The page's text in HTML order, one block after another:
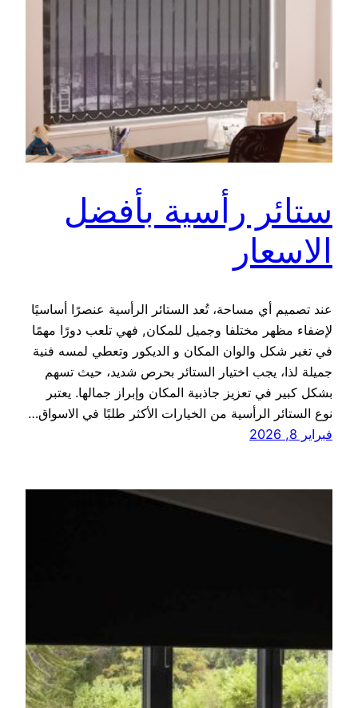
ستائر رأسية بأفضل
الاسعار
عند تصميم أي مساحة، تُعد الستائر الرأسية عنصرًا أساسيًا
لإضفاء مظهر مختلفا وجميل للمكان, فهي تلعب دورًا مهمًا
في تغير شكل والوان المكان و الديكور وتعطي لمسه فنية
جميلة لذا، يجب اختيار الستائر بحرص شديد، حيث تسهم
بشكل كبير في تعزيز جاذبية المكان وإبراز جمالها. يعتبر
نوع الستائر الرأسية من الخيارات الأكثر طلبًا في الاسواق…
فبراير 8, 2026